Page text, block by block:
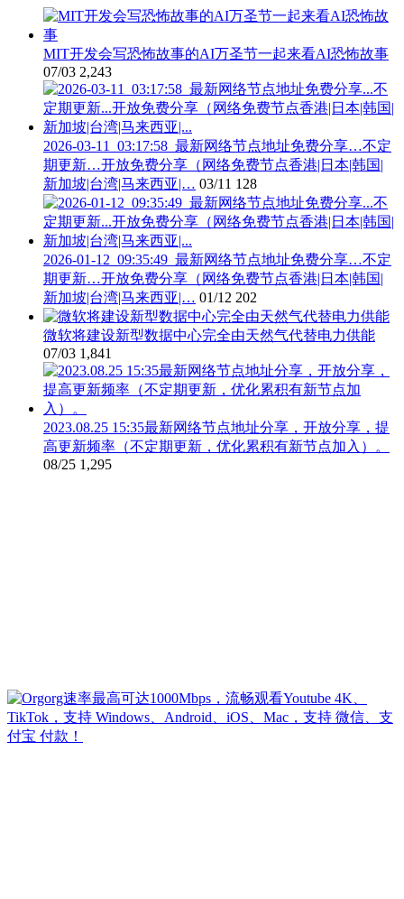
MIT开发会写恐怖故事的AI万圣节一起来看AI恐怖故事
07/03 2,243
2026-03-11_03:17:58_最新网络节点地址免费分享…不定
期更新…开放免费分享（网络免费节点香港|日本|韩国|
新加坡|台湾|马来西亚|… 03/11 128
2026-01-12_09:35:49_最新网络节点地址免费分享…不定
期更新…开放免费分享（网络免费节点香港|日本|韩国|
新加坡|台湾|马来西亚|… 01/12 202
微软将建设新型数据中心完全由天然气代替电力供能
07/03 1,841
2023.08.25 15:35最新网络节点地址分享，开放分享，提
高更新频率（不定期更新，优化累积有新节点加入）。
08/25 1,295